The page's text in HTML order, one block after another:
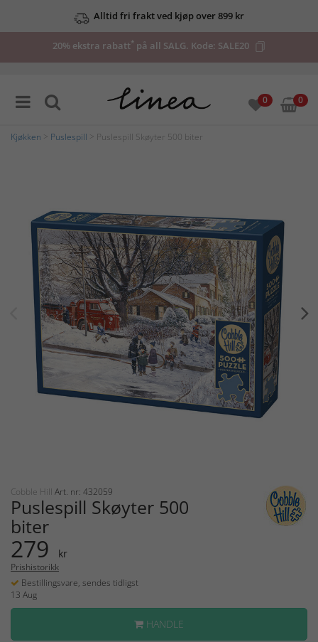
Alltid fri frakt ved kjøp over 899 kr
20% ekstra rabatt* på all SALG. Kode: SALE20
0 0
Kjøkken Puslespill > Puslespill Skøyter 500 biter
Cobble Hill Art. nr: 432059
Puslespill Skøyter 500
biter
279 kr
Prishistorikk
Bestillingsvare, sendes tidligst
13 Aug
HANDLE